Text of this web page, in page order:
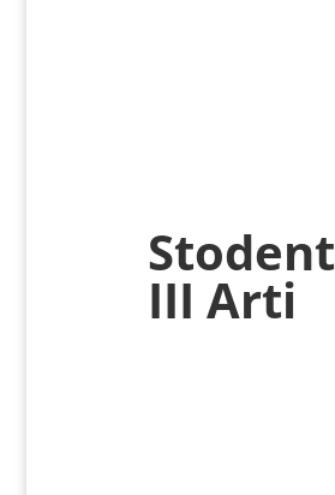
Stodent
III Arti